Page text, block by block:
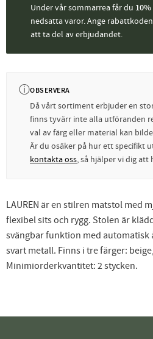
Under vår sommarrea får du
nedsatta varor. Ange rabattkoden
att ta del av erbjudandet.
ⓘOBSERVERA
Då vårt sortiment erbjuder en
finns tyvärr inte alla utföranden
val av färg eller material kan
Är du osäker på hur ett specifikt
kontakta oss, så hjälper vi dig att
LAUREN är en stilren matstol med
flexibel sits och rygg. Stolen är
svängbar funktion med automatisk
svart metall. Finns i tre färger:
Minimiorderkvantitet: 2 stycken.